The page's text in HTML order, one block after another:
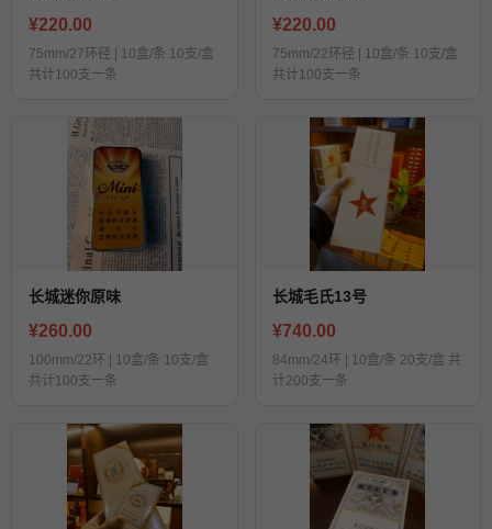
¥220.00
75mm/27环径 | 10盒/条 10支/盒
共计100支一条
¥220.00
75mm/22环径 | 10盒/条 10支/盒
共计100支一条
长城迷你原味
¥260.00
100mm/22环 | 10盒/条 10支/盒
共计100支一条
长城毛氏13号
¥740.00
84mm/24环 | 10盒/条 20支/盒 共
计200支一条